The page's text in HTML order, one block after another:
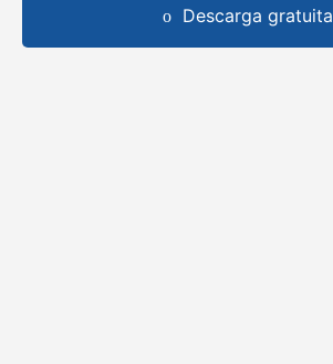
Descarga gratuita